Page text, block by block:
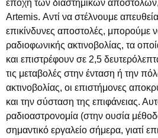
εποχή των διαστημικών
Artemis. Αντί να στέλνουμε
επικίνδυνες αποστολές, μπορούμε
ραδιοφωνικής ακτινοβολίας, τα
και επιστρέφουν σε 2,5
τις μεταβολές στην ένταση ή την
ακτινοβολίας, οι επιστήμονες
και την σύσταση της επιφάνειας.
ραδιοαστρονομία (στην ουσία
σημαντικό εργαλείο σήμερα, γιατί